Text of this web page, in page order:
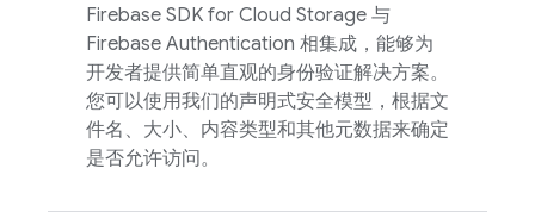
Firebase SDK for Cloud Storage 与
Firebase Authentication 相集成，能够为
开发者提供简单直观的身份验证解决方案。
您可以使用我们的声明式安全模型，根据文
件名、大小、内容类型和其他元数据来确定
是否允许访问。